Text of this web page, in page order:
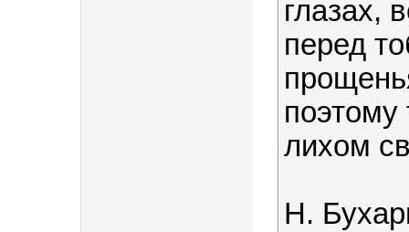
глазах,
перед
лихом
Н.